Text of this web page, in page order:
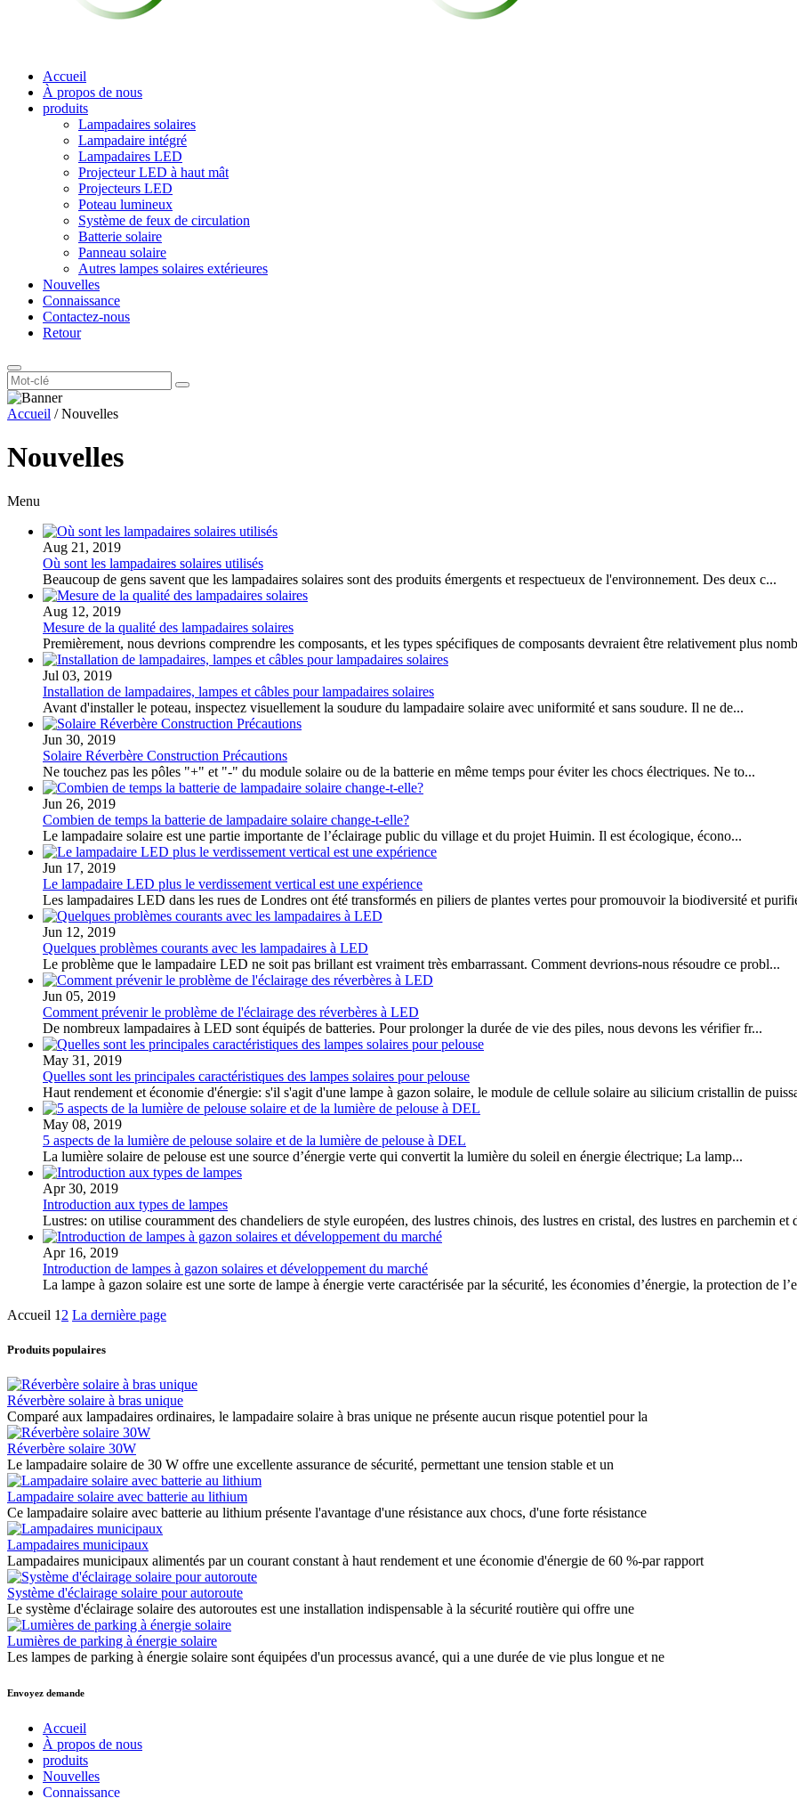
Accueil
À propos de nous
produits
Lampadaires solaires
Lampadaire intégré
Lampadaires LED
Projecteur LED à haut mât
Projecteurs LED
Poteau lumineux
Système de feux de circulation
Batterie solaire
Panneau solaire
Autres lampes solaires extérieures
Nouvelles
Connaissance
Contactez-nous
Retour
Accueil /Nouvelles
Nouvelles
Menu
Aug 21, 2019
Où sont les lampadaires solaires utilisés
Beaucoup de gens savent que les lampadaires solaires sont des produits émergents et respectueux de l'environnement. Des deux c...
Aug 12, 2019
Mesure de la qualité des lampadaires solaires
Premièrement, nous devrions comprendre les composants, et les types spécifiques de composants devraient être relativement plus
Jul 03, 2019
Installation de lampadaires, lampes et câbles pour lampadaires solaires
Avant d'installer le poteau, inspectez visuellement la soudure du lampadaire solaire avec uniformité et sans soudure. Il ne de...
Jun 30, 2019
Solaire Réverbère Construction Précautions
Ne touchez pas les pôles "+" et "-" du module solaire ou de la batterie en même temps pour éviter les chocs électriques. Ne to...
Jun 26, 2019
Combien de temps la batterie de lampadaire solaire change-t-elle?
Le lampadaire solaire est une partie importante de l’éclairage public du village et du projet Huimin. Il est écologique, écono...
Jun 17, 2019
Le lampadaire LED plus le verdissement vertical est une expérience
Les lampadaires LED dans les rues de Londres ont été transformés en piliers de plantes vertes pour promouvoir la biodiversité et
Jun 12, 2019
Quelques problèmes courants avec les lampadaires à LED
Le problème que le lampadaire LED ne soit pas brillant est vraiment très embarrassant. Comment devrions-nous résoudre ce probl...
Jun 05, 2019
Comment prévenir le problème de l'éclairage des réverbères à LED
De nombreux lampadaires à LED sont équipés de batteries. Pour prolonger la durée de vie des piles, nous devons les vérifier fr...
May 31, 2019
Quelles sont les principales caractéristiques des lampes solaires pour pelouse
Haut rendement et économie d'énergie: s'il s'agit d'une lampe à gazon solaire, le module de cellule solaire au silicium cristallin de
May 08, 2019
5 aspects de la lumière de pelouse solaire et de la lumière de pelouse à DEL
La lumière solaire de pelouse est une source d’énergie verte qui convertit la lumière du soleil en énergie électrique; La lamp...
Apr 30, 2019
Introduction aux types de lampes
Lustres: on utilise couramment des chandeliers de style européen, des lustres chinois, des lustres en cristal, des lustres en parchemin et
Apr 16, 2019
Introduction de lampes à gazon solaires et développement du marché
La lampe à gazon solaire est une sorte de lampe à énergie verte caractérisée par la sécurité, les économies d’énergie, la protection de
Accueil 1 2 La dernière page
Produits populaires
Réverbère solaire à bras unique
Comparé aux lampadaires ordinaires, le lampadaire solaire à bras unique ne présente aucun risque potentiel pour la
Réverbère solaire 30W
Le lampadaire solaire de 30 W offre une excellente assurance de sécurité, permettant une tension stable et un
Lampadaire solaire avec batterie au lithium
Ce lampadaire solaire avec batterie au lithium présente l'avantage d'une résistance aux chocs, d'une forte résistance
Lampadaires municipaux
Lampadaires municipaux alimentés par un courant constant à haut rendement et une économie d'énergie de 60 %-par rapport
Système d'éclairage solaire pour autoroute
Le système d'éclairage solaire des autoroutes est une installation indispensable à la sécurité routière qui offre une
Lumières de parking à énergie solaire
Les lampes de parking à énergie solaire sont équipées d'un processus avancé, qui a une durée de vie plus longue et ne
Envoyez demande
Accueil
À propos de nous
produits
Nouvelles
Connaissance